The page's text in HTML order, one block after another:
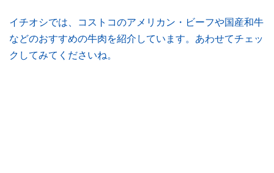
イチオシでは、コストコのアメリカン・ビーフや国産和牛
などのおすすめの牛肉を紹介しています。あわせてチェッ
クしてみてくださいね。